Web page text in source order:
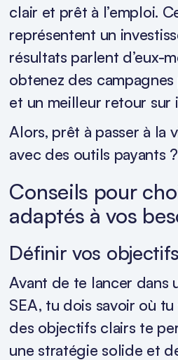
clair et prêt à l’emploi.
représentent un
résultats parlent d’eux-
obtenez des
et un meilleur retour sur
Alors, prêt à passer à la
avec des outils payants
Conseils pour
adaptés à vos
Définir vos
Avant de te lancer dans
SEA, tu dois savoir où
des objectifs clairs te
une stratégie solide et